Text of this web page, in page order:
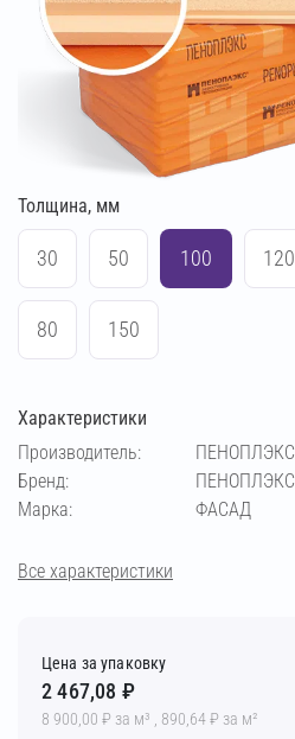
Толщина, мм
30 50 100 120
80 150
Характеристики
Производитель:
ПЕНОПЛЭКС
Бренд:
ПЕНОПЛЭКС
Марка:
ФАСАД
Все характеристики
Цена за упаковку
2 467,08 ₽
8 900,00 ₽ за м³ , 890,64 ₽ за м²